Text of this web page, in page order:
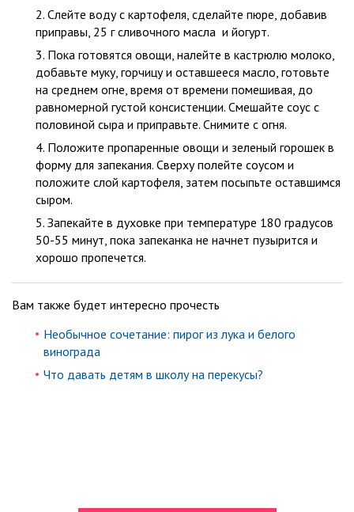
Слейте воду с картофеля, сделайте пюре, добавив
приправы, 25 г сливочного масла и йогурт.
Пока готовятся овощи, налейте в кастрюлю молоко,
добавьте муку, горчицу и оставшееся масло, готовьте
на среднем огне, время от времени помешивая, до
равномерной густой консистенции. Смешайте соус с
половиной сыра и приправьте. Снимите с огня.
Положите пропаренные овощи и зеленый горошек в
форму для запекания. Сверху полейте соусом и
положите слой картофеля, затем посыпьте оставшимся
сыром.
Запекайте в духовке при температуре 180 градусов
50-55 минут, пока запеканка не начнет пузырится и
хорошо пропечется.
Вам также будет интересно прочесть
Необычное сочетание: пирог из лука и белого
винограда
Что давать детям в школу на перекусы?